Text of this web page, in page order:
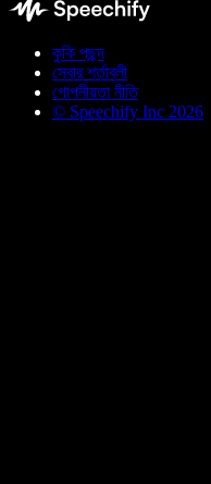
কুকি পছন্দ
সেবার শর্তাবলী
গোপনীয়তা নীতি
© Speechify Inc 2026